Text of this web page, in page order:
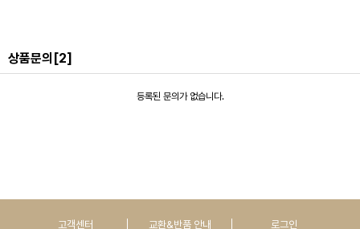
상품문의 [2]
등록된 문의가 없습니다.
고객센터 교환&반품 안내 로그인